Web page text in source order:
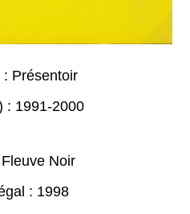
: Présentoir
: 1991-2000
Noir
: 1998